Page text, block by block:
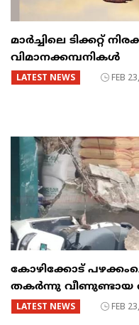
മാർച്ചിലെ ടിക്കറ്റ്
വിമാനക്കമ്പനികൾ
LATEST NEWS FEB
കോഴിക്കോട്
തകർന്നു വീണുണ്ടായ
LATEST NEWS FEB